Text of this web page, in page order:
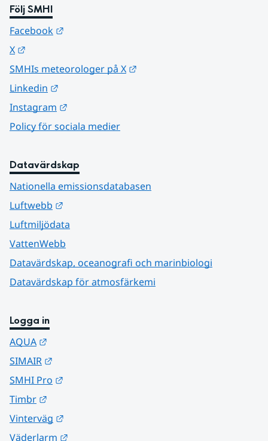
Följ SMHI
Facebook
X
SMHIs meteorologer på X
Linkedin
Instagram
Policy för sociala medier
Datavärdskap
Nationella emissionsdatabasen
Luftwebb
Luftmiljödata
VattenWebb
Datavärdskap, oceanografi och marinbiologi
Datavärdskap för atmosfärkemi
Logga in
AQUA
SIMAIR
SMHI Pro
Timbr
Vinterväg
Väderlarm